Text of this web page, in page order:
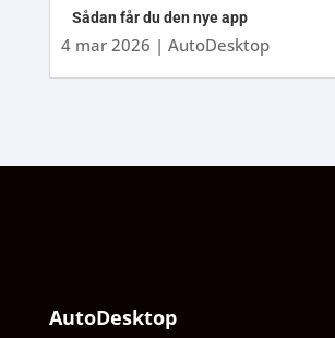
Sådan får du den nye app
4 mar 2026 | AutoDesktop
AutoDesktop